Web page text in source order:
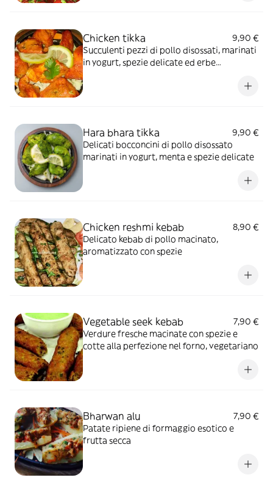
Chicken tikka
9,90 €
Succulenti pezzi di pollo disossati, marinati
in yogurt, spezie delicate ed erbe
Hara bhara tikka
9,90 €
Delicati bocconcini di pollo disossato
marinati in yogurt, menta e spezie delicate
Chicken reshmi kebab
8,90 €
Delicato kebab di pollo macinato,
aromatizzato con spezie
Vegetable seek kebab
7,90 €
Verdure fresche macinate con spezie e
cotte alla perfezione nel forno, vegetariano
Bharwan alu
7,90 €
Patate ripiene di formaggio esotico e
frutta secca